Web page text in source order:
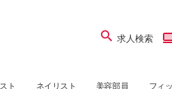
求人検索
ト ネイリスト 美容部員 フィ